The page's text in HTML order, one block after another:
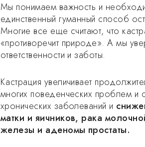
Мы понимаем важность и
единственный гуманный способ
Многие все еще считают, что
«противоречит природе». А мы
ответственности и заботы.
Кастрация увеличивает
многих поведенческих проблем и
хронических заболеваний и
матки и яичников, рака
железы и аденомы простаты.